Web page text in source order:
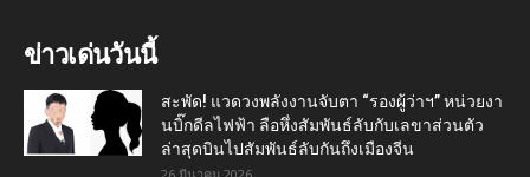
ข่าวเด่นวันนี้
สะพัด! แวดวงพลังงานจับตา “รองผู้ว่าฯ” หน่วยงา
นบิ๊กดีลไฟฟ้า ลือหึ่งสัมพันธ์ลับกับเลขาส่วนตัว
ล่าสุดบินไปสัมพันธ์ลับกันถึงเมืองจีน